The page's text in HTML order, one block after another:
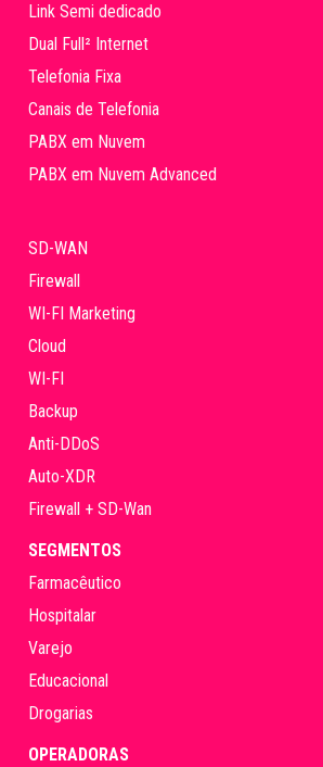
Link Semi dedicado
Dual Full² Internet
Telefonia Fixa
Canais de Telefonia
PABX em Nuvem
PABX em Nuvem Advanced
SD-WAN
Firewall
WI-FI Marketing
Cloud
WI-FI
Backup
Anti-DDoS
Auto-XDR
Firewall + SD-Wan
SEGMENTOS
Farmacêutico
Hospitalar
Varejo
Educacional
Drogarias
OPERADORAS